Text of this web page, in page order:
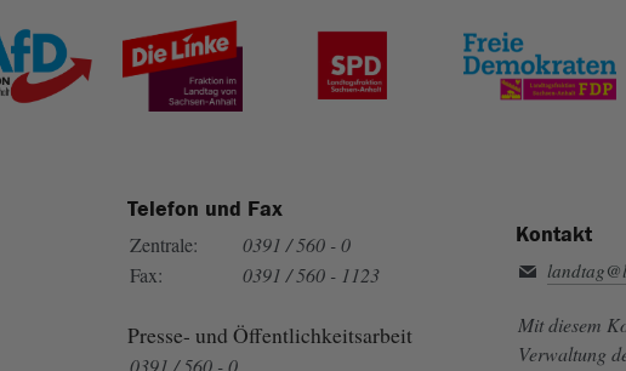
Telefon und Fax
Zentrale:
0391 / 560 - 0
Fax:
0391 / 560 - 1123
Presse- und Öffentlichkeitsarbeit
0391 / 560 - 0
Kontakt
Mit diesem
Verwaltung